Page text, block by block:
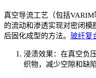
真空导流工艺（包括
的流动和渗透实现对密闭
后固化成型的方法。 玻纤复
浸渍效果：在真空负
织物，减少空隙和缺